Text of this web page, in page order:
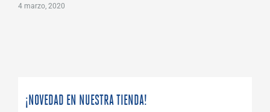
4 marzo, 2020
¡NOVEDAD EN NUESTRA TIENDA!